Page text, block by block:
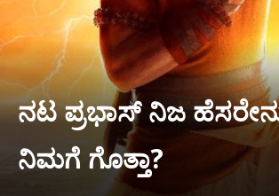
ನಟ ಪ್ರಭಾಸ್ ನಿಜ
ನಿಮಗೆ ಗೊತ್ತಾ?